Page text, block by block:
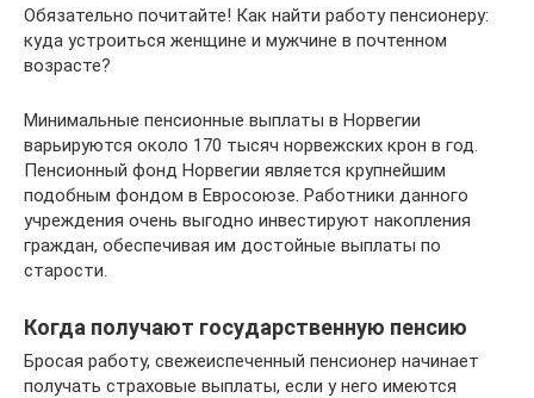
Обязательно почитайте! Как найти работу пенсионеру:
куда устроиться женщине и мужчине в почтенном
возрасте?
Минимальные пенсионные выплаты в Норвегии
варьируются около 170 тысяч норвежских крон в год.
Пенсионный фонд Норвегии является крупнейшим
подобным фондом в Евросоюзе. Работники данного
учреждения очень выгодно инвестируют накопления
граждан, обеспечивая им достойные выплаты по
старости.
Когда получают государственную пенсию
Бросая работу, свежеиспеченный пенсионер начинает
получать страховые выплаты, если у него имеются